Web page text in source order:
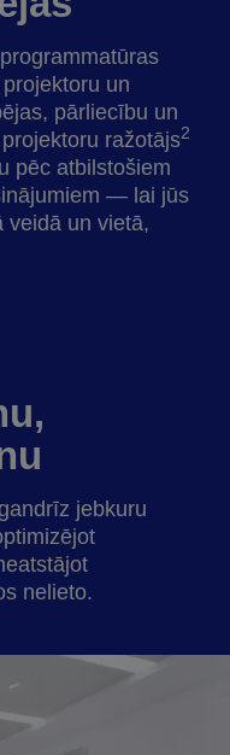
un
pārliecību un
ražotājs2
pēc atbilstošiem
— lai jūs
veidā un vietā,
jebkuru
nelieto.